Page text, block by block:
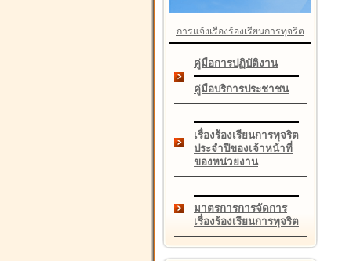
การแจ้งเรื่องร้องเรียนการทุจริต
คู่มือการปฏิบัติงาน
คู่มือบริการประชาชน
เรื่องร้องเรียนการทุจริต
ประจำปีของเจ้าหน้าที่
ของหน่วยงาน
มาตรการการจัดการ
เรื่องร้องเรียนการทุจริต